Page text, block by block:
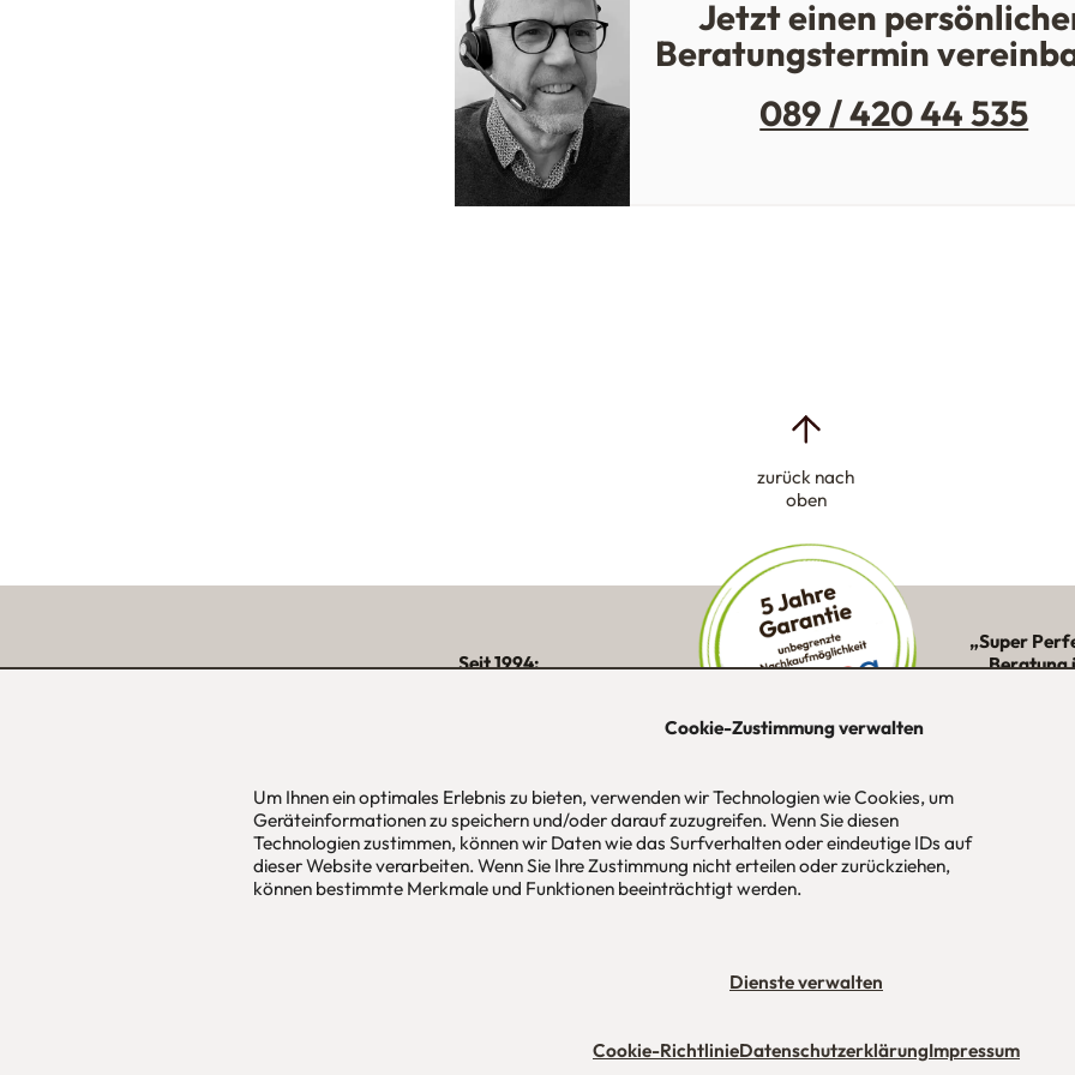
Cookie-Zustimmung verwalten
Um Ihnen ein optimales Erlebnis zu bieten, verwenden wir Technologien wie Cookies, um
Geräteinformationen zu speichern und/oder darauf zuzugreifen. Wenn Sie diesen
Technologien zustimmen, können wir Daten wie das Surfverhalten oder eindeutige IDs auf
dieser Website verarbeiten. Wenn Sie Ihre Zustimmung nicht erteilen oder zurückziehen,
können bestimmte Merkmale und Funktionen beeinträchtigt werden.
Dienste verwalten
Cookie-RichtlinieDatenschutzerklärungImpressum
Jetzt einen
Beratungstermin
089 / 420 44 535
zurück nach
oben
Seit 1994:
„Super
Beratung
urbana möbel
Individuelles Wohndesign
ohne Mehrpreis nach Maß
Hans Pinsel-Str. 1
im DreierHaus
85540Haar / München
Tel
089 / 420 44 535
Fax
089 / 456 00 646
E-Mail
mail@urbana-moebel.de
Datenschutzerklärung Stellenangebote
Maßmöbel München